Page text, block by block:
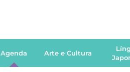
Agenda Arte e Cultura